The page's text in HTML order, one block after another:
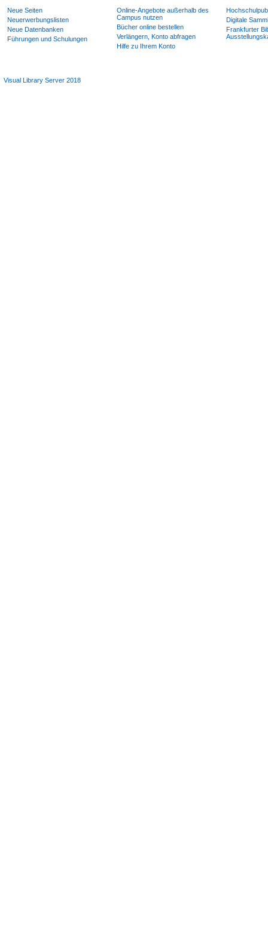
Neue Seiten
Neuerwerbungslisten
Neue Datenbanken
Führungen und Schulungen
Online-Angebote außerhalb des
Campus nutzen
Bücher online bestellen
Verlängern, Konto abfragen
Hilfe zu Ihrem Konto
Digitale
Frankfurter
Visual Library Server 2018